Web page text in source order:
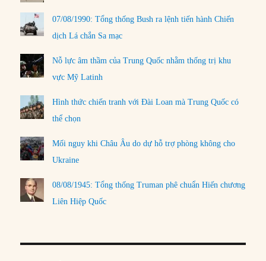
07/08/1990: Tổng thống Bush ra lệnh tiến hành Chiến
dịch Lá chắn Sa mạc
Nỗ lực âm thầm của Trung Quốc nhằm thống trị khu
vực Mỹ Latinh
Hình thức chiến tranh với Đài Loan mà Trung Quốc có
thể chọn
Mối nguy khi Châu Âu do dự hỗ trợ phòng không cho
Ukraine
08/08/1945: Tổng thống Truman phê chuẩn Hiến chương
Liên Hiệp Quốc